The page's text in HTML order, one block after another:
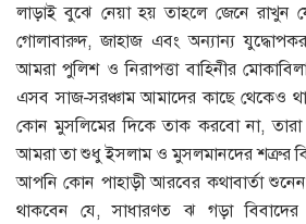
লাড়াই বুঝে নেয়া হয় তাহলে জেনে রাখুন
গোলাবারুদ, জাহাজ এবং অন্যান্য
আমরা পুলিশ ও নিরাপত্তা বাহিনীর
এসব সাজ-সরঞ্চাম আমাদের কাছে
কোন মুসলিমের দিকে তাক করবো না,
আমরা তা শুধু ইসলাম ও মুসলমানদের শত্রুর
আপনি কোন পাহাড়ী আরবের কথাবার্তা
থাকবেন যে, সাধারণত ঝ গড়া বিবাদের